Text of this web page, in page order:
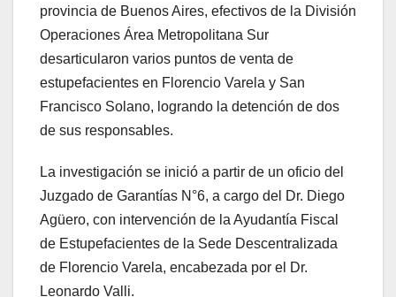
provincia de Buenos Aires, efectivos de la División
Operaciones Área Metropolitana Sur
desarticularon varios puntos de venta de
estupefacientes en Florencio Varela y San
Francisco Solano, logrando la detención de dos
de sus responsables.
La investigación se inició a partir de un oficio del
Juzgado de Garantías N°6, a cargo del Dr. Diego
Agüero, con intervención de la Ayudantía Fiscal
de Estupefacientes de la Sede Descentralizada
de Florencio Varela, encabezada por el Dr.
Leonardo Valli.